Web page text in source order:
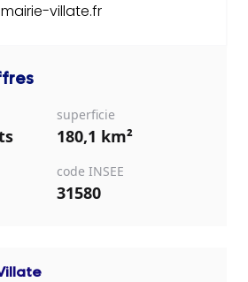
villate.fr
superficie
180,1 km²
code INSEE
31580